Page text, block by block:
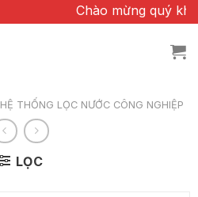
Chào mừng quý khách đã
HỆ THỐNG LỌC NƯỚC CÔNG NGHIỆP
LỌC